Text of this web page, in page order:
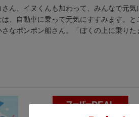
ん、イヌくんも加わって、みんなで元
、自動車に乗って元気にすすみます。
なポンポン船さん。「ぼくの上に乗り